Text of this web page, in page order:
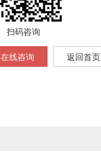
扫码咨询
在线咨询 返回首页